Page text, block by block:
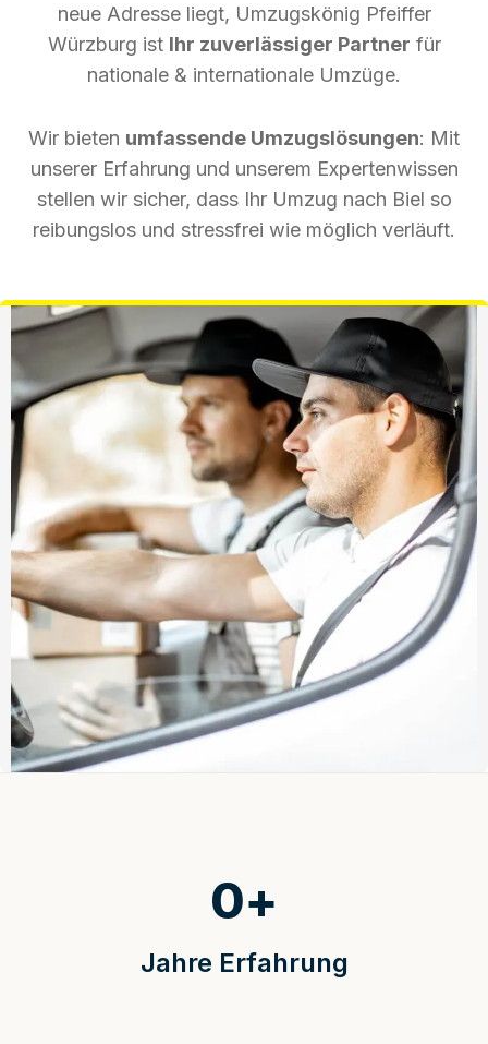
neue Adresse liegt, Umzugskönig Pfeiffer
Würzburg ist Ihr zuverlässiger Partner für
nationale & internationale Umzüge.
Wir bieten umfassende Umzugslösungen: Mit
unserer Erfahrung und unserem Expertenwissen
stellen wir sicher, dass Ihr Umzug nach Biel so
reibungslos und stressfrei wie möglich verläuft.
Jahre Erfahrung
0+